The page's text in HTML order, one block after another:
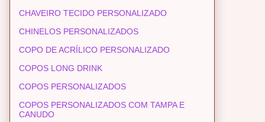
CHAVEIRO TECIDO PERSONALIZADO
CHINELOS PERSONALIZADOS
COPO DE ACRÍLICO PERSONALIZADO
COPOS LONG DRINK
COPOS PERSONALIZADOS
COPOS PERSONALIZADOS COM TAMPA E
CANUDO